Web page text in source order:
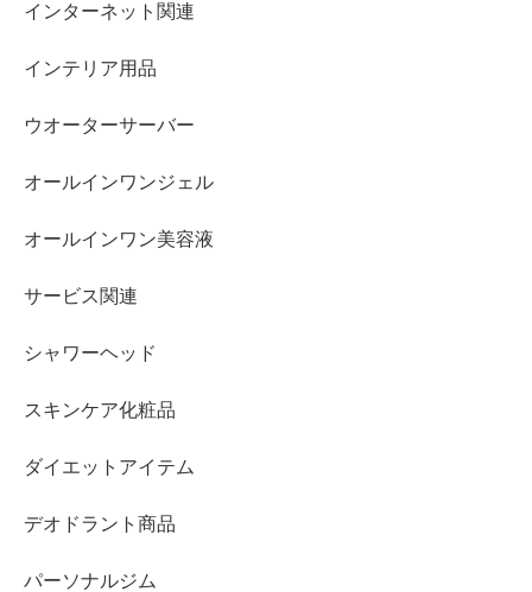
インターネット関連
インテリア用品
ウオーターサーバー
オールインワンジェル
オールインワン美容液
サービス関連
シャワーヘッド
スキンケア化粧品
ダイエットアイテム
デオドラント商品
パーソナルジム